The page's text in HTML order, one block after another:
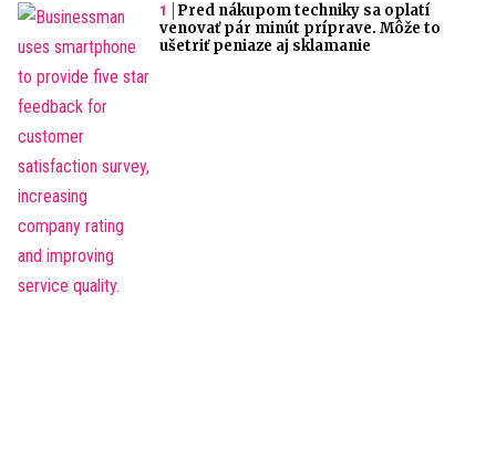
Pred nákupom techniky sa oplatí
venovať pár minút príprave. Môže to
ušetriť peniaze aj sklamanie